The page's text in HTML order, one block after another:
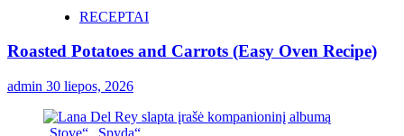
RECEPTAI
Roasted Potatoes and Carrots (Easy Oven Recipe)
admin 30 liepos, 2026